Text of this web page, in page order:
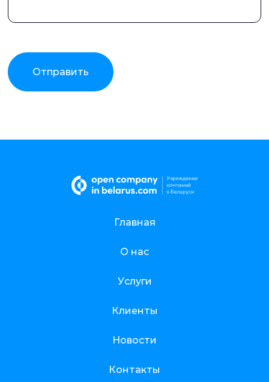
Отправить
Главная
О нас
Услуги
Клиенты
Новости
Контакты